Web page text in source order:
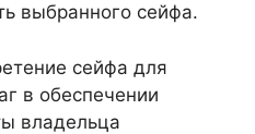
выбранного сейфа.
сейфа для
в обеспечении
владельца